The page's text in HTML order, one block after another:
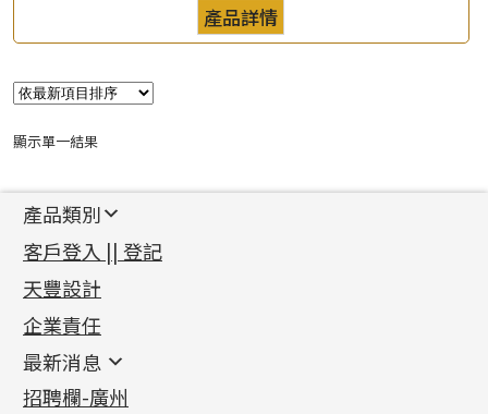
產品詳情
顯示單一結果
產品類別
新產品
足金系列
足金配件
機織鏈系列
珠仔鏈
镶口链
管狀網鏈
十字車花鏈系列
首飾配件
耳環類配件
卷迫系列
螺絲迫系列
鏈類配件
動感車花吊墜
其他類配件
鑲口類
四爪頭系列
六爪頭系列
首飾系列
手镯系列
貴金屬原料
客戶登入 || 登記
天豐設計
企業責任
最新消息
最新消息
招聘欄-廣州